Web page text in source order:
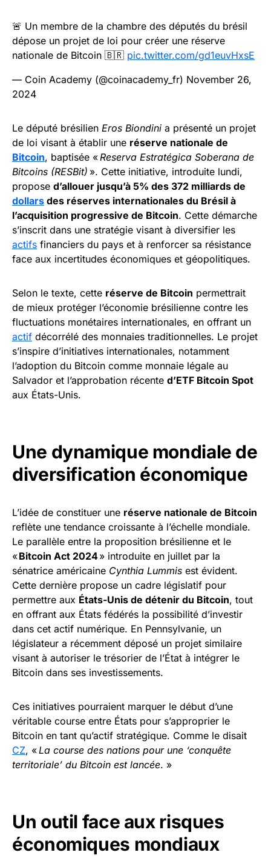
🚨 Un membre de la chambre des députés du brésil
dépose un projet de loi pour créer une réserve
nationale de Bitcoin 🇧🇷 pic.twitter.com/gd1euvHxsE
— Coin Academy (@coinacademy_fr) November 26,
2024
Le député brésilien Eros Biondini a présenté un projet
de loi visant à établir une réserve nationale de
Bitcoin, baptisée «Reserva Estratégica Soberana de
Bitcoins (RESBit) ». Cette initiative, introduite lundi,
propose d’allouer jusqu’à 5% des 372 milliards de
dollars des réserves internationales du Brésil à
l’acquisition progressive de Bitcoin. Cette démarche
s’inscrit dans une stratégie visant à diversifier les
actifs financiers du pays et à renforcer sa résistance
face aux incertitudes économiques et géopolitiques.
Selon le texte, cette réserve de Bitcoin permettrait
de mieux protéger l’économie brésilienne contre les
fluctuations monétaires internationales, en offrant un
actif décorrélé des monnaies traditionnelles. Le projet
s’inspire d’initiatives internationales, notamment
l’adoption du Bitcoin comme monnaie légale au
Salvador et l’approbation récente d’ETF Bitcoin Spot
aux États-Unis.
Une dynamique mondiale de
diversification économique
L’idée de constituer une réserve nationale de Bitcoin
reflète une tendance croissante à l’échelle mondiale.
Le parallèle entre la proposition brésilienne et le
«Bitcoin Act 2024» introduite en juillet par la
sénatrice américaine Cynthia Lummis est évident.
Cette dernière propose un cadre législatif pour
permettre aux États-Unis de détenir du Bitcoin, tout
en offrant aux États fédérés la possibilité d’investir
dans cet actif numérique. En Pennsylvanie, un
législateur a récemment déposé un projet similaire
visant à autoriser le trésorier de l’État à intégrer le
Bitcoin dans ses investissements.
Ces initiatives pourraient marquer le début d’une
véritable course entre États pour s’approprier le
Bitcoin en tant qu’actif stratégique. Comme le disait
CZ, «La course des nations pour une ‘conquête
territoriale’ du Bitcoin est lancée. »
Un outil face aux risques
économiques mondiaux